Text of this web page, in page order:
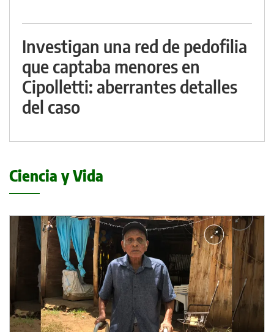
Investigan una red de pedofilia
que captaba menores en
Cipolletti: aberrantes detalles
del caso
Ciencia y Vida